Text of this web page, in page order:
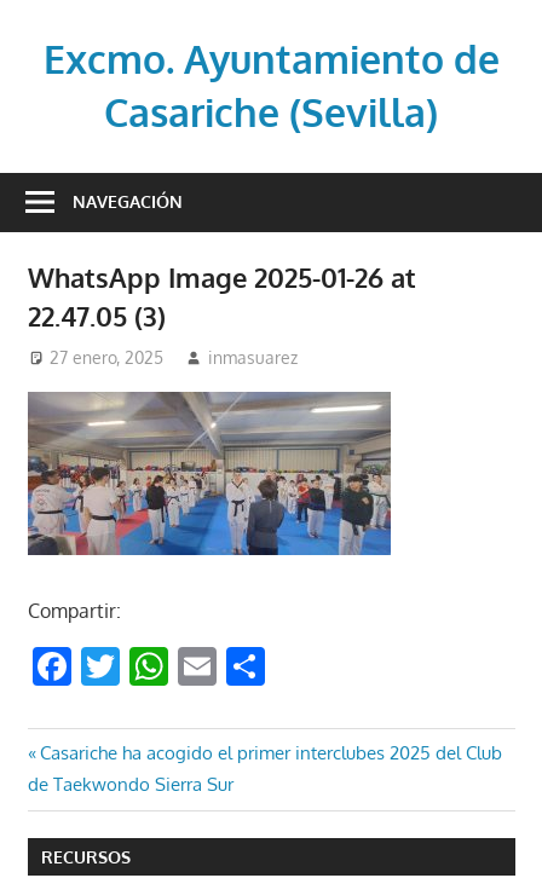
contenidoExcmo. Ayuntamiento de
Casariche (Sevilla)
oficial
de
Casariche
(Sevilla)
NAVEGACIÓN
WhatsApp Image 2025-01-26 at
22.47.05 (3)
27 enero, 2025 inmasuarez
Compartir:
Facebook
Twitter
WhatsApp
EmailCompartir
Navegación
de
entradas
Entrada
anterior:
Casariche ha acogido el primer interclubes 2025 del Club
de Taekwondo Sierra Sur
RECURSOS